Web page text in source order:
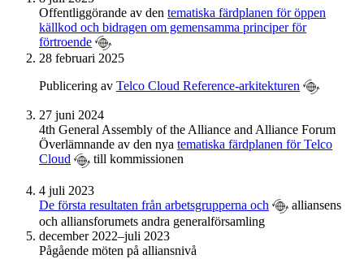
Offentliggörande av den tematiska färdplanen för öppen
källkod och bidragen om gemensamma principer för
förtroende
28 februari 2025
Publicering av Telco Cloud Reference-arkitekturen
27 juni 2024
4th General Assembly of the Alliance and Alliance Forum
Överlämnande av den nya tematiska färdplanen för Telco
Cloud
till kommissionen
4 juli 2023
De första resultaten från arbetsgrupperna och
alliansens
och alliansforumets andra generalförsamling
december 2022–juli 2023
Pågående möten på alliansnivå